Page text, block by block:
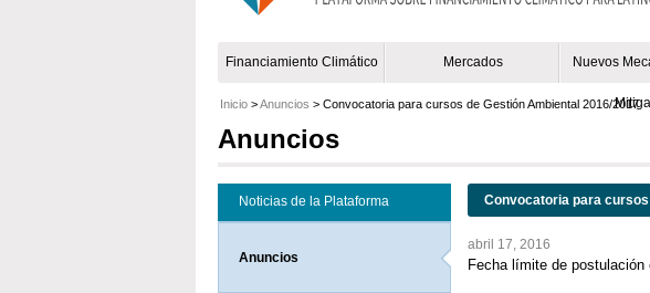
Financiamiento Climático Mercados Nuevos
Inicio >Anuncios > Convocatoria para cursos de Gestión Ambiental 2016/2017
Anuncios
Noticias de la Plataforma
Anuncios
Convocatoria para
abril 17, 2016
Fecha límite de